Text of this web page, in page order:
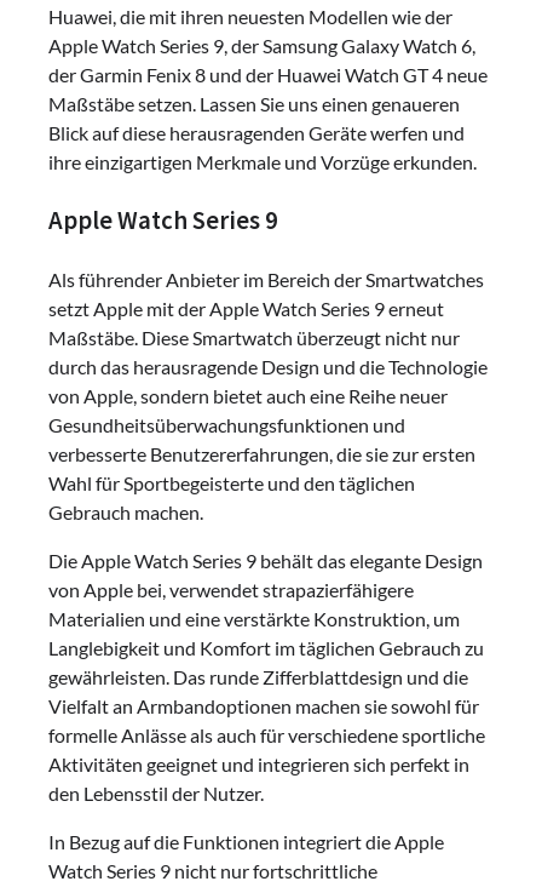
Huawei, die mit ihren neuesten Modellen wie der
Apple Watch Series 9, der Samsung Galaxy Watch 6,
der Garmin Fenix 8 und der Huawei Watch GT 4 neue
Maßstäbe setzen. Lassen Sie uns einen genaueren
Blick auf diese herausragenden Geräte werfen und
ihre einzigartigen Merkmale und Vorzüge erkunden.
Apple Watch Series 9
Als führender Anbieter im Bereich der Smartwatches
setzt Apple mit der Apple Watch Series 9 erneut
Maßstäbe. Diese Smartwatch überzeugt nicht nur
durch das herausragende Design und die Technologie
von Apple, sondern bietet auch eine Reihe neuer
Gesundheitsüberwachungsfunktionen und
verbesserte Benutzererfahrungen, die sie zur ersten
Wahl für Sportbegeisterte und den täglichen
Gebrauch machen.
Die Apple Watch Series 9 behält das elegante Design
von Apple bei, verwendet strapazierfähigere
Materialien und eine verstärkte Konstruktion, um
Langlebigkeit und Komfort im täglichen Gebrauch zu
gewährleisten. Das runde Zifferblattdesign und die
Vielfalt an Armbandoptionen machen sie sowohl für
formelle Anlässe als auch für verschiedene sportliche
Aktivitäten geeignet und integrieren sich perfekt in
den Lebensstil der Nutzer.
In Bezug auf die Funktionen integriert die Apple
Watch Series 9 nicht nur fortschrittliche